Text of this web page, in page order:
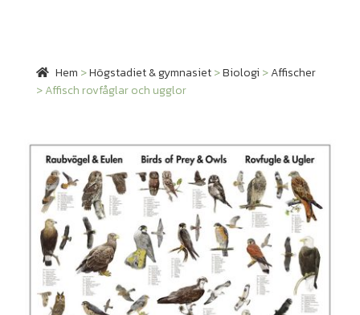
Hem >Högstadiet & gymnasiet>Biologi >Affischer
>Affisch rovfåglar och ugglor